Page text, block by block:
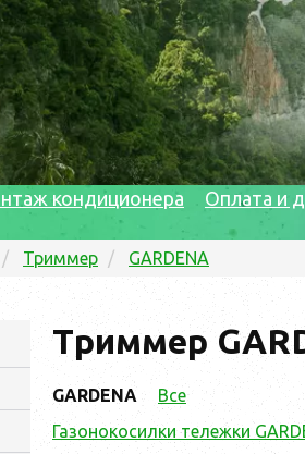
кондиционера Оплата и
Триммер GARDENA
Триммер
GARDENA
Все
Газонокосилки тележки